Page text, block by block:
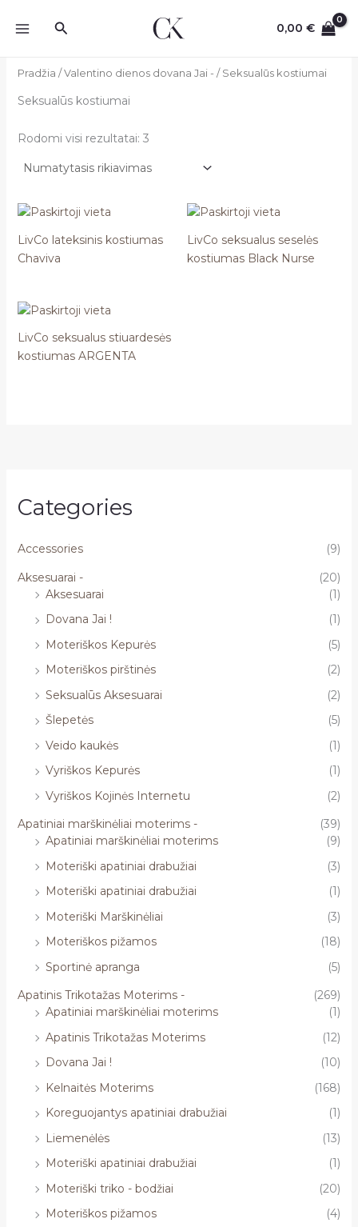
prie
Paieška 0,00€
Categories
Accessories
(9)
Aksesuarai -
(20)
Aksesuarai
(1)
Dovana Jai !
(1)
Moteriškos Kepurės
(5)
Moteriškos pirštinės
(2)
Seksualūs Aksesuarai
(2)
Šlepetės
(5)
Veido kaukės
(1)
Vyriškos Kepurės
(1)
Vyriškos Kojinės Internetu
(2)
Apatiniai marškinėliai moterims -
(39)
Apatiniai marškinėliai moterims
(9)
Moteriški apatiniai drabužiai
(3)
Moteriški apatiniai drabužiai
(1)
Moteriški Marškinėliai
(3)
Moteriškos pižamos
(18)
Sportinė apranga
(5)
Apatinis Trikotažas Moterims -
(269)
Apatiniai marškinėliai moterims
(1)
Apatinis Trikotažas Moterims
(12)
Dovana Jai !
(10)
Kelnaitės Moterims
(168)
Koreguojantys apatiniai drabužiai
(1)
Liemenėlės
(13)
Moteriški apatiniai drabužiai
(1)
Moteriški triko - bodžiai
(20)
Moteriškos pižamos
(4)
Pradžia /Valentino dienos dovana Jai - / Seksualūs kostiumai
Seksualūs kostiumai
Rodomi visi rezultatai: 3
LivCo lateksinis kostiumas
Chaviva
LivCo seksualus seselės
kostiumas Black Nurse
LivCo seksualus stiuardesės
kostiumas ARGENTA